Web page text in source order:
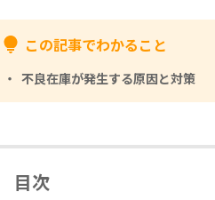
この記事でわかること
不良在庫が発生する原因と対策
目次